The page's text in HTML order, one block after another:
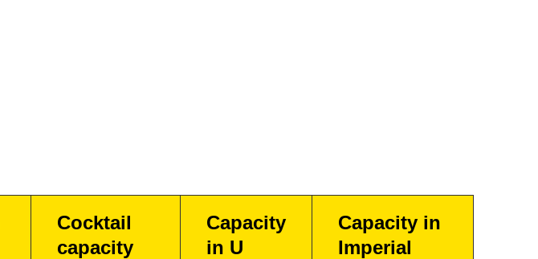
Cocktail
capacity
Capacity
in U
Capacity in
Imperial